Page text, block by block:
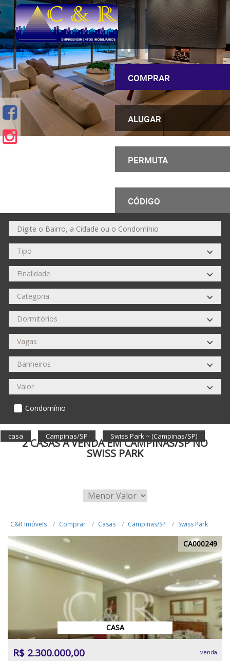
COMPRAR
ALUGAR
PERMUTA
CÓDIGO
Condomínio
casa Campinas/SP Swiss Park ~ (Campinas/SP)
2 CASAS À VENDA EM CAMPINAS/SP NO
SWISS PARK
C&R Imóveis Comprar Casas Campinas/SP Swiss Park
CA000249
CASA
R$ 2.300.000,00 venda